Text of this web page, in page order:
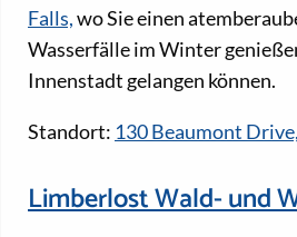
Falls,wo Sie einen
Wasserfälle im Winter
Innenstadt gelangen können.
Standort: 130 Beaumont
Limberlost Wald- und